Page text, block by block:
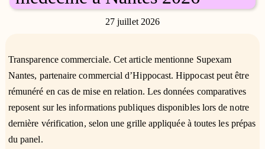
27 juillet 2026
Transparence commerciale. Cet article mentionne Supexam
Nantes, partenaire commercial d’Hippocast. Hippocast peut être
rémunéré en cas de mise en relation. Les données comparatives
reposent sur les informations publiques disponibles lors de notre
dernière vérification, selon une grille appliquée à toutes les prépas
du panel.